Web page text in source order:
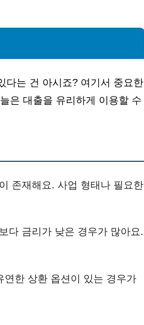
다는 건 아시죠? 여기서 중요한
은 대출을 유리하게 이용할 수
존재해요. 사업 형태나 필요한
다 금리가 낮은 경우가 많아요.
한 상환 옵션이 있는 경우가